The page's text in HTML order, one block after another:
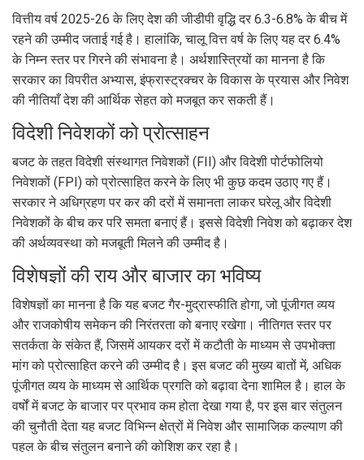
वित्तीय वर्ष 2025-26 के लिए देश की जीडीपी वृद्धि दर 6.3-6.8% के बीच में
रहने की उम्मीद जताई गई है। हालांकि, चालू वित्त वर्ष के लिए यह दर 6.4%
के निम्न स्तर पर गिरने की संभावना है। अर्थशास्त्रियों का मानना है कि
सरकार का विपरीत अभ्यास, इंफ्रास्ट्रक्चर के विकास के प्रयास और निवेश
की नीतियाँ देश की आर्थिक सेहत को मजबूत कर सकती हैं।
विदेशी निवेशकों को प्रोत्साहन
बजट के तहत विदेशी संस्थागत निवेशकों (FII) और विदेशी पोर्टफोलियो
निवेशकों (FPI) को प्रोत्साहित करने के लिए भी कुछ कदम उठाए गए हैं।
सरकार ने अधिग्रहण पर कर की दरों में समानता लाकर घरेलू और विदेशी
निवेशकों के बीच कर परि समता बनाएं हैं। इससे विदेशी निवेश को बढ़ाकर देश
की अर्थव्यवस्था को मजबूती मिलने की उम्मीद है।
विशेषज्ञों की राय और बाजार का भविष्य
विशेषज्ञों का मानना है कि यह बजट गैर-मुद्रास्फीति होगा, जो पूंजीगत व्यय
और राजकोषीय समेकन की निरंतरता को बनाए रखेगा। नीतिगत स्तर पर
सतर्कता के संकेत हैं, जिसमें आयकर दरों में कटौती के माध्यम से उपभोक्ता
मांग को प्रोत्साहित करने की उम्मीद है। इस बजट की मुख्य बातों में, अधिक
पूंजीगत व्यय के माध्यम से आर्थिक प्रगति को बढ़ावा देना शामिल है। हाल के
वर्षों में बजट के बाजार पर प्रभाव कम होता देखा गया है, पर इस बार संतुलन
की चुनौती देता यह बजट विभिन्न क्षेत्रों में निवेश और सामाजिक कल्याण की
पहल के बीच संतुलन बनाने की कोशिश कर रहा है।